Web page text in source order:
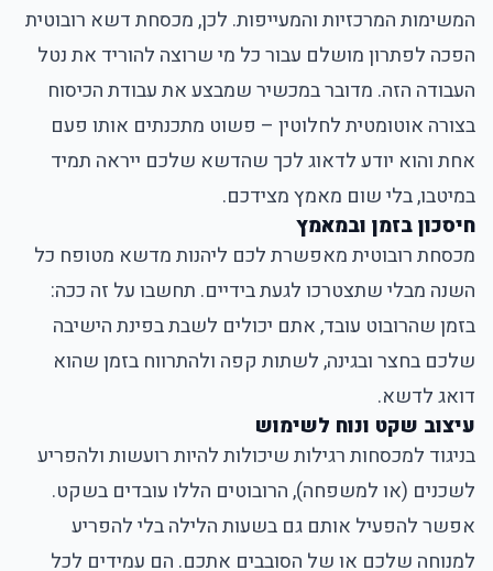
המשימות המרכזיות והמעייפות. לכן, מכסחת דשא רובוטית
הפכה לפתרון מושלם עבור כל מי שרוצה להוריד את נטל
העבודה הזה. מדובר במכשיר שמבצע את עבודת הכיסוח
בצורה אוטומטית לחלוטין – פשוט מתכנתים אותו פעם
אחת והוא יודע לדאוג לכך שהדשא שלכם ייראה תמיד
במיטבו, בלי שום מאמץ מצידכם.
חיסכון בזמן ובמאמץ
מכסחת רובוטית מאפשרת לכם ליהנות מדשא מטופח כל
השנה מבלי שתצטרכו לגעת בידיים. תחשבו על זה ככה:
בזמן שהרובוט עובד, אתם יכולים לשבת בפינת הישיבה
שלכם בחצר ובגינה, לשתות קפה ולהתרווח בזמן שהוא
דואג לדשא.
עיצוב שקט ונוח לשימוש
בניגוד למכסחות רגילות שיכולות להיות רועשות ולהפריע
לשכנים (או למשפחה), הרובוטים הללו עובדים בשקט.
אפשר להפעיל אותם גם בשעות הלילה בלי להפריע
למנוחה שלכם או של הסובבים אתכם. הם עמידים לכל